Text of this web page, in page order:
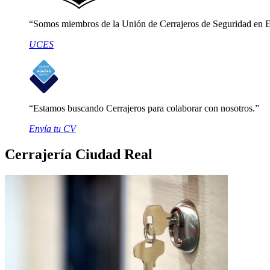
Somos miembros de la Unión de Cerrajeros de Seguridad en
UCES
Estamos buscando Cerrajeros para colaborar con nosotros.
Envía tu CV
Cerrajería Ciudad Real